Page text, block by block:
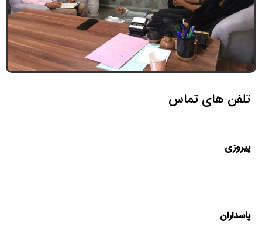
تلفن های تماس
پیروزی
پاسداران